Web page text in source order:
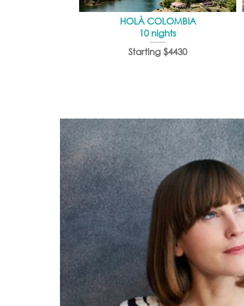
HOLÀ COLOMBIA
10 nights
Starting $4430